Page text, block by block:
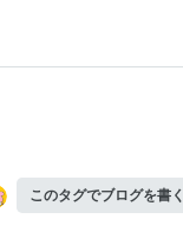
このタグでブログを書く